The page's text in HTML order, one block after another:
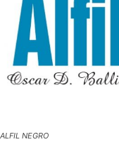
ALFIL NEGRO